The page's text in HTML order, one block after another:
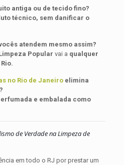
antiga ou de tecido fino?
técnico, sem danificar o
atendem mesmo assim?
Popular vai a qualquer
no Rio de Janeiroelimina
e embalada como
de Verdade na Limpeza de
em todo o RJ por prestar um